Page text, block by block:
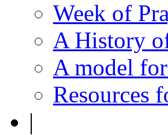
Week of
A History
A model
Resources
|